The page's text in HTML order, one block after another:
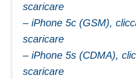
scaricare
– iPhone 5c (GSM),
scaricare
– iPhone 5s (CDMA),
scaricare